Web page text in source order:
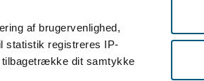
af brugervenlighed,
statistik registreres IP-
tilbagetrække dit samtykke